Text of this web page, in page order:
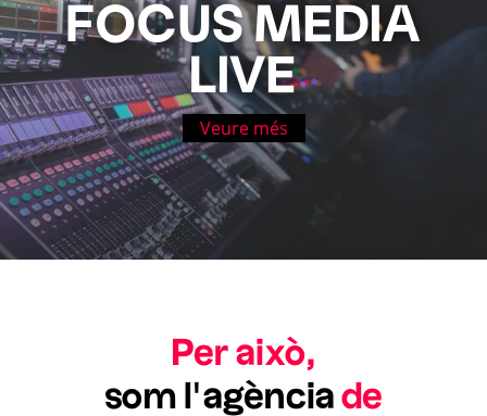
FOCUS MEDIA
LIVE
Veure més
Per això,
som l’agència de